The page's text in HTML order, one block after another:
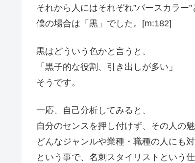
それから人にはそれぞれ”バースカラー”
僕の場合は「黒」でした。[m:182]
黒はどういう色かと言うと、
「黒子的な役割、引き出しが多い」
そうです。
一応、自己分析してみると、
自分のセンスを押し付けず、その人の
どんなジャンルや業種・職種の人にも
という事で、名刺スタイリストという